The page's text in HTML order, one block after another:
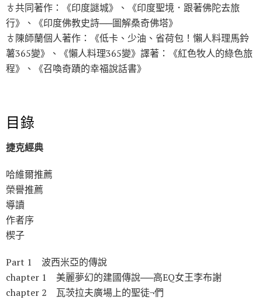
♁共同著作：《印度謎城》、《印度聖境．跟著佛陀去旅
行》、《印度佛教史詩──圖解桑奇佛塔》
♁陳師蘭個人著作：《低卡、少油、省荷包！懶人料理馬鈴
薯365變》、《懶人料理365變》譯著：《紅色牧人的綠色旅
程》、《召喚奇蹟的幸福說話書》
目錄
捷克經典
哈維爾推薦
榮譽推薦
導讀
作者序
楔子
Part 1 波西米亞的傳說
chapter 1 美麗夢幻的建國傳說──高EQ女王李布謝
chapter 2 瓦茨拉夫廣場上的聖徒¬們